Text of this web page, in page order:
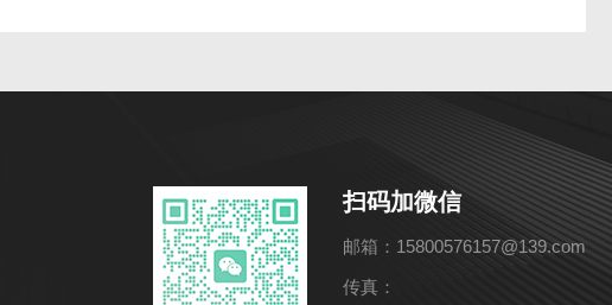
扫码加微信
邮箱：15800576157@139.com
传真：